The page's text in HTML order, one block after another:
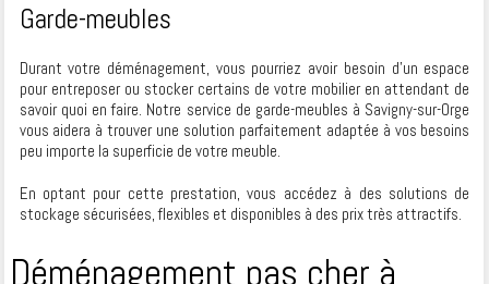
Garde-meubles
Durant votre déménagement, vous pourriez avoir besoin d’un espace
pour entreposer ou stocker certains de votre mobilier en attendant de
savoir quoi en faire. Notre service de garde-meubles à Savigny-sur-Orge
vous aidera à trouver une solution parfaitement adaptée à vos besoins
peu importe la superficie de votre meuble.
En optant pour cette prestation, vous accédez à des solutions de
stockage sécurisées, flexibles et disponibles à des prix très attractifs.
Déménagement pas cher à